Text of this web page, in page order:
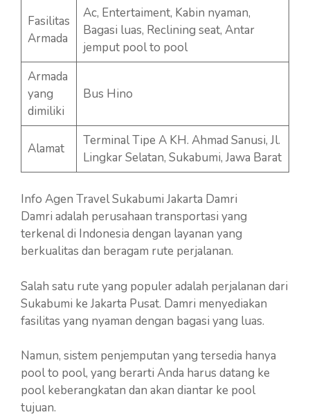
Fasilitas
Armada
Ac, Entertaiment, Kabin nyaman,
Bagasi luas, Reclining seat, Antar
jemput pool to pool
Armada
yang
dimiliki
Bus Hino
Alamat
Terminal Tipe A KH. Ahmad Sanusi, Jl.
Lingkar Selatan, Sukabumi, Jawa Barat
Info Agen Travel Sukabumi Jakarta Damri
Damri adalah perusahaan transportasi yang
terkenal di Indonesia dengan layanan yang
berkualitas dan beragam rute perjalanan.
Salah satu rute yang populer adalah perjalanan dari
Sukabumi ke Jakarta Pusat. Damri menyediakan
fasilitas yang nyaman dengan bagasi yang luas.
Namun, sistem penjemputan yang tersedia hanya
pool to pool, yang berarti Anda harus datang ke
pool keberangkatan dan akan diantar ke pool
tujuan.